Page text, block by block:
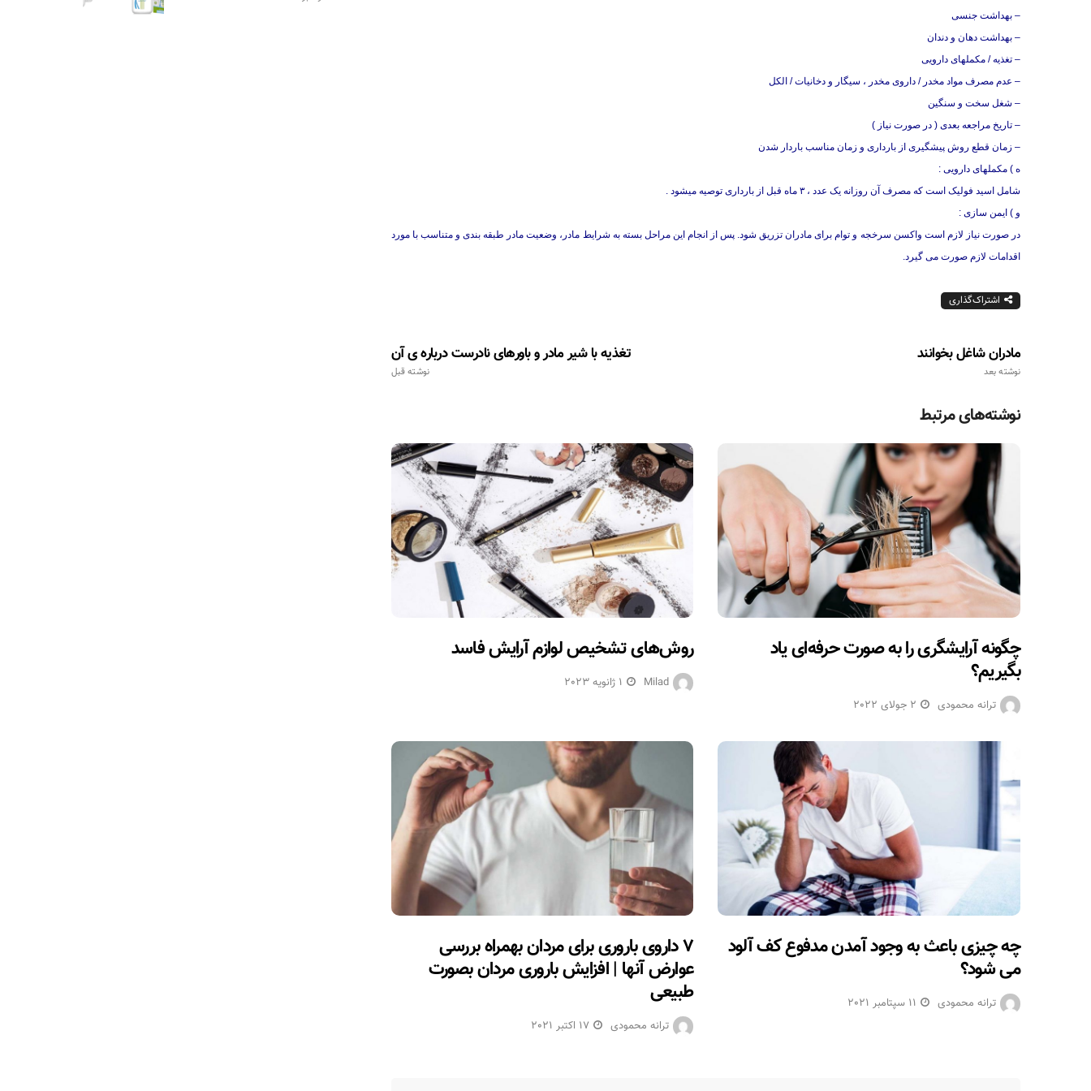
– بهداشت جنسی
– بهداشت دهان و دندان
– تغذیه / مکملهای دارویی
– عدم مصرف مواد مخدر / داروی مخدر ، سیگار و دخانیات / الکل
– شغل سخت و سنگین
– تاریخ مراجعه بعدی ( در صورت نیاز )
– زمان قطع روش پیشگیری از بارداری و زمان مناسب باردار شدن
ه ) مکملهای دارویی :
شامل اسید فولیک است که مصرف آن روزانه یک عدد ، ۳ ماه قبل از بارداری توصیه میشود .
و ) ایمن سازی :
در صورت نیاز لازم است واکسن سرخجه و توام برای مادران تزریق شود. پس از انجام این مراحل بسته به شرایط مادر، وضعیت مادر طبقه بندی و متناسب با مورد
اقدامات لازم صورت می گیرد.
اشتراک‌گذاری
تغذیه با شیر مادر و باورهای نادرست درباره ی آن
نوشته قبل
مادران شاغل بخوانند
نوشته بعد
نوشته‌های مرتبط
روش‌های تشخیص لوازم آرایش فاسد
Milad 1 ژانویه 2023
چگونه آرایشگری را به صورت حرفه‌ای یاد
بگیریم؟
ترانه محمودی 2 جولای 2022
۷ داروی باروری برای مردان بهمراه بررسی
عوارض آنها | افزایش باروری مردان بصورت
طبیعی
ترانه محمودی 17 اکتبر 2021
چه چیزی باعث به وجود آمدن مدفوع کف آلود
می شود؟
ترانه محمودی 11 سپتامبر 2021